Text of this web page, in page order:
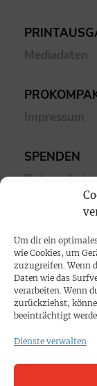
Um dir ein
wie Cookies, um
zuzugreifen. Wenn
Daten wie das
verarbeiten. Wenn
zurückziehst,
beeinträchtigt
Dienste verwalten
Mediadaten
Impressum
SPENDEN
Datenschutz
Cookie-